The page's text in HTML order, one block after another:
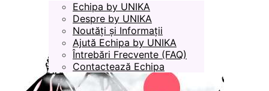
Echipa by UNIKA
Despre by UNIKA
Noutăți și Informații
Ajută Echipa by UNIKA
Întrebări Frecvente (FAQ)
Contactează Echipa